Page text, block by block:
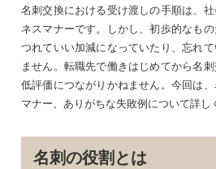
名刺交換における受け渡しの手順は、
ネスマナーです。しかし、初歩的なも
つれていい加減になっていたり、忘れ
ません。転職先で働きはじめてから名刺
低評価につながりかねません。今回は
マナー、ありがちな失敗例について詳し
名刺の役割とは